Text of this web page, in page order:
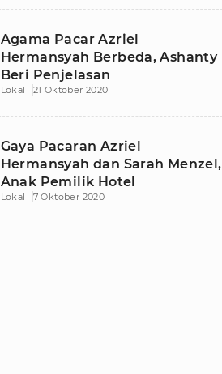
Agama Pacar Azriel
Hermansyah Berbeda, Ashanty
Beri Penjelasan
Lokal 21 Oktober 2020
Gaya Pacaran Azriel
Hermansyah dan Sarah Menzel,
Anak Pemilik Hotel
Lokal 7 Oktober 2020